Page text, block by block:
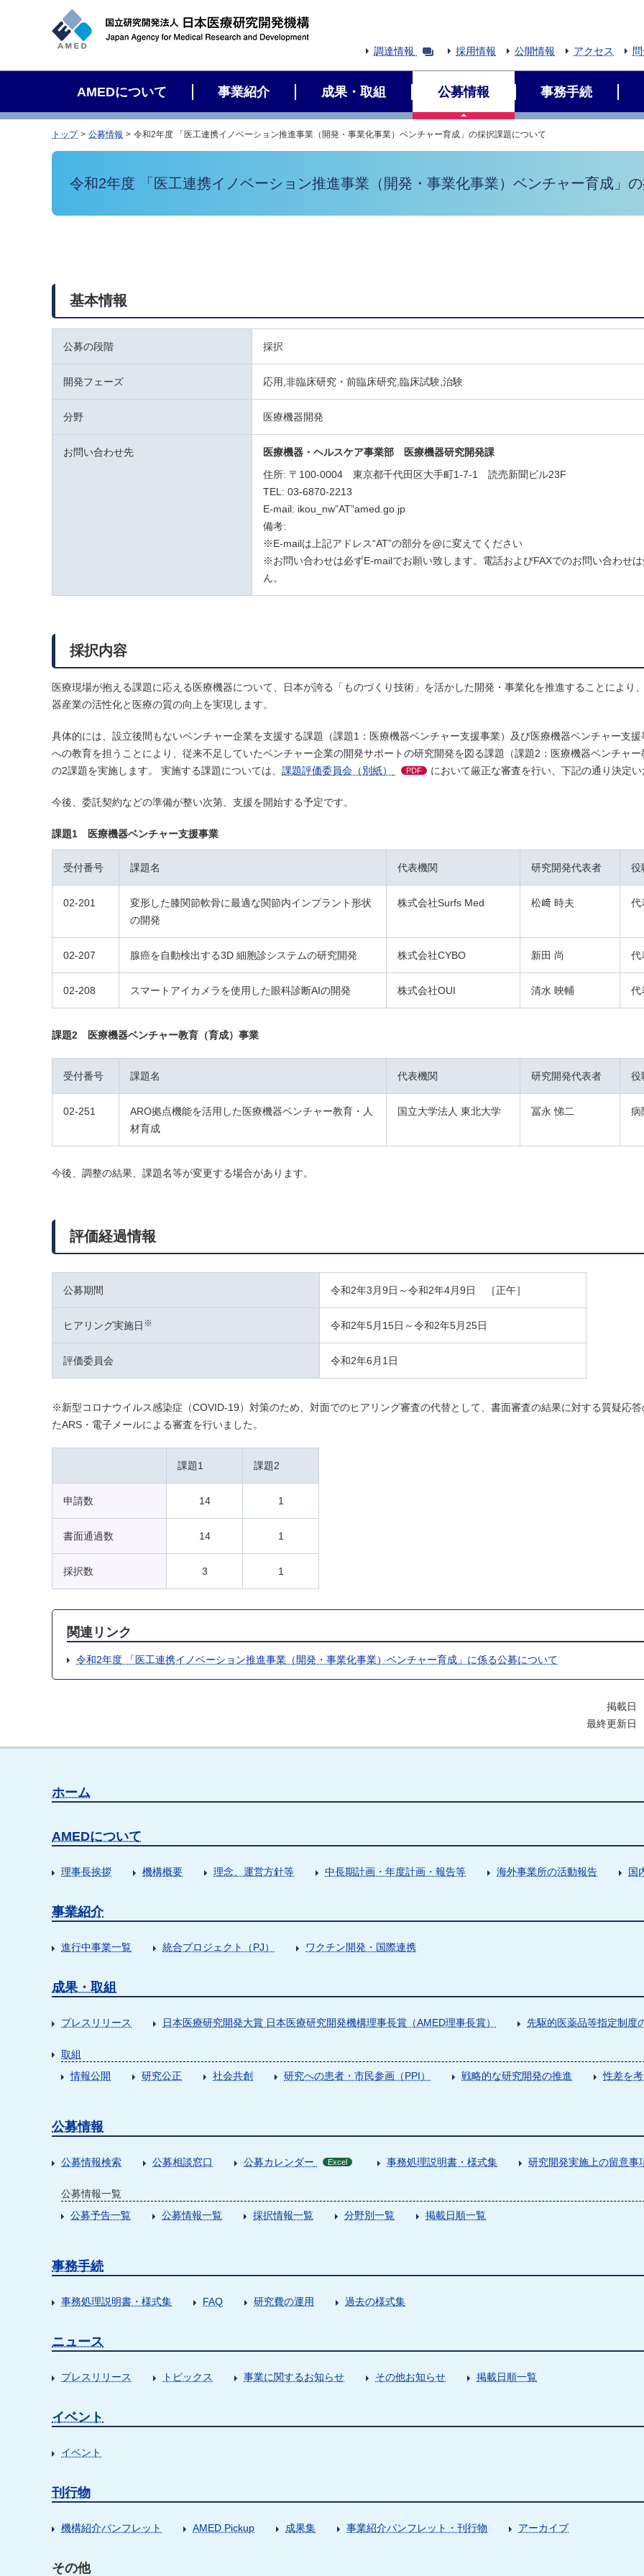
調達情報 採用情報 公開情報 アクセス
AMEDについて 事業紹介 成果・取組 公募情報 事務手続
トップ 公募情報 令和2年度 「医工連携イノベーション推進事業（開発・事業化事業）ベンチャー育成」の採択課題について
令和2年度 「医工連携イノベーション推進事業（開発・事業化事業）ベンチャー育成」
基本情報
公募の段階 採択
開発フェーズ 応用,非臨床研究・前臨床研究,臨床試験,治験
分野 医療機器開発
お問い合わせ先
医療機器・ヘルスケア事業部 医療機器研究開発課
住所: 〒100-0004 東京都千代田区大手町1-7-1 読売新聞ビル23F
TEL: 03-6870-2213
E-mail: ikou_nw”AT”amed.go.jp
備考:
※E-mailは上記アドレス“AT”の部分を@に変えてください
※お問い合わせは必ずE-mailでお願い致します。電話およびFAXでのお問い合わせ
ん。
採択内容
医療現場が抱える課題に応える医療機器について、日本が誇る「ものづくり技術」を活かした開発・事業化を推進することにより
器産業の活性化と医療の質の向上を実現します。
具体的には、設立後間もないベンチャー企業を支援する課題（課題1：医療機器ベンチャー支援事業）及び医療機器ベンチャー支
への教育を担うことにより、従来不足していたベンチャー企業の開発サポートの研究開発を図る課題（課題2：医療機器ベンチャー
の2課題を実施します。 実施する課題については、 課題評価委員会（別紙） PDF において厳正な審査を行い、下記の通り決定い
今後、委託契約などの準備が整い次第、支援を開始する予定です。
課題1 医療機器ベンチャー支援事業
受付番号 課題名 代表機関 研究開発代表者 役
02-201
変形した膝関節軟骨に最適な関節内インプラント形状
の開発
株式会社Surfs Med 松﨑 時夫 代
02-207 腺癌を自動検出する3D 細胞診システムの研究開発 株式会社CYBO 新田 尚 代
02-208 スマートアイカメラを使用した眼科診断AIの開発 株式会社OUI 清水 映輔 代
課題2 医療機器ベンチャー教育（育成）事業
受付番号 課題名 代表機関 研究開発代表者 役
02-251
ARO拠点機能を活用した医療機器ベンチャー教育・人
材育成
国立大学法人 東北大学 冨永 悌二 病
今後、調整の結果、課題名等が変更する場合があります。
評価経過情報
公募期間 令和2年3月9日～令和2年4月9日 ［正午］
ヒアリング実施日 ※ 令和2年5月15日～令和2年5月25日
評価委員会 令和2年6月1日
※新型コロナウイルス感染症（COVID-19）対策のため、対面でのヒアリング審査の代替として、書面審査の結果に対する質疑応答
たARS・電子メールによる審査を行いました。
課題1 課題2
申請数 14 1
書面通過数 14 1
採択数 3 1
関連リンク
令和2年度 「医工連携イノベーション推進事業（開発・事業化事業）ベンチャー育成」に係る公募について
掲載日
最終更新日
ホーム
AMEDについて
理事長挨拶 機構概要 理念、運営方針等 中長期計画・年度計画・報告等 海外事業所の活動報告 国
事業紹介
進行中事業一覧 統合プロジェクト（PJ） ワクチン開発・国際連携
成果・取組
プレスリリース 日本医療研究開発大賞 日本医療研究開発機構理事長賞（AMED理事長賞） 先駆的医薬品等指定制度
取組
情報公開
研究公正 社会共創 研究への患者・市民参画（PPI） 戦略的な研究開発の推進 性差を
公募情報
公募情報検索 公募相談窓口 公募カレンダー Excel 事務処理説明書・様式集 研究開発実施上の留意事
公募情報一覧
公募予告一覧
公募情報一覧 採択情報一覧 分野別一覧 掲載日順一覧
事務手続
事務処理説明書・様式集 FAQ 研究費の運用 過去の様式集
ニュース
プレスリリース トピックス 事業に関するお知らせ その他お知らせ 掲載日順一覧
イベント
イベント
刊行物
機構紹介パンフレット AMED Pickup 成果集 事業紹介パンフレット・刊行物 アーカイブ
その他